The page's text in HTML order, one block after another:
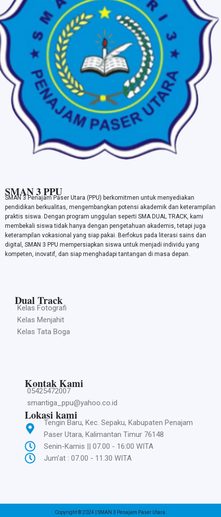
SMAN 3 PPU
SMAN 3 Penajam Paser Utara (PPU) berkomitmen untuk menyediakan
pendidikan berkualitas, mengembangkan potensi akademik dan keterampilan
praktis siswa. Dengan program unggulan seperti SMA DUAL TRACK, kami
membekali siswa tidak hanya dengan pengetahuan akademis, tetapi juga
keterampilan vokasional yang siap pakai. Berfokus pada literasi sains dan
digital, SMAN 3 PPU mempersiapkan siswa untuk menjadi individu yang
kompeten, inovatif, dan siap menghadapi tantangan di masa depan.
Dual Track
Kelas Fotografi
Kelas Menjahit
Kelas Tata Boga
Kontak Kami
05425472007
smantiga_ppu@yahoo.co.id
Lokasi kami
Tengin Baru, Kec. Sepaku, Kabupaten Penajam
Paser Utara, Kalimantan Timur 76148
Senin-Kamis || 07.00 - 16:00 WITA
Jum'at : 07.00 - 11.30 WITA
Copyright © 2024 | SMAN 3 Penajam Paser Utara.